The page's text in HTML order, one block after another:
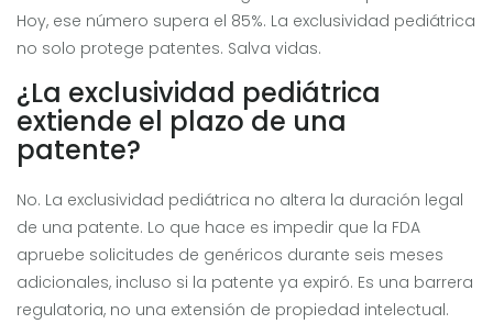
Hoy, ese número supera el 85%. La exclusividad pediátrica
no solo protege patentes. Salva vidas.
¿La exclusividad pediátrica
extiende el plazo de una
patente?
No. La exclusividad pediátrica no altera la duración legal
de una patente. Lo que hace es impedir que la FDA
apruebe solicitudes de genéricos durante seis meses
adicionales, incluso si la patente ya expiró. Es una barrera
regulatoria, no una extensión de propiedad intelectual.